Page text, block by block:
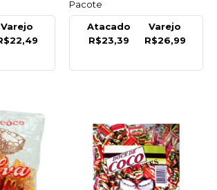
COMPRAR
Bala Caramelo Leite
Baunilha 660Gr Embare
- Pacote
Varejo
Pacote
Atacado
R$23,39
Varejo
R$26,99